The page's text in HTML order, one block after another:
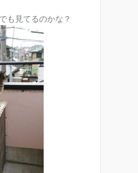
も見てるのかな？